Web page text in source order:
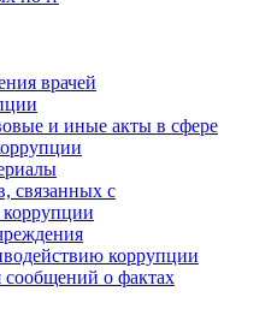
врачей
и иные акты в сфере
связанных с
коррупции
сообщений о фактах